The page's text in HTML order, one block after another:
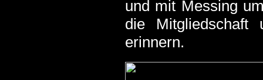
und mit Messing
die
erinnern.